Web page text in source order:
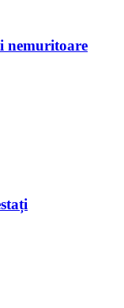
nemuritoare